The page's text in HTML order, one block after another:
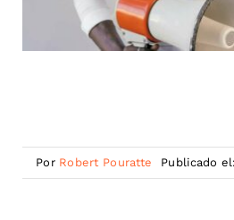
Por Robert Pouratte Publicado